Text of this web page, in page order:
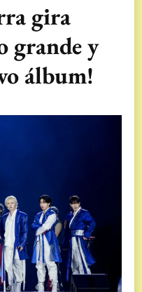
gira
grande y
álbum!